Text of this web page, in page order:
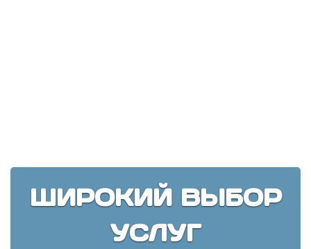
ШИРОКИЙ ВЫБОР
УСЛУГ